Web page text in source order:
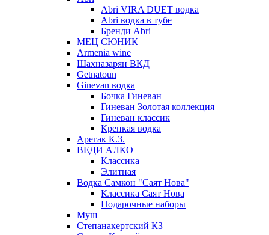
Abri VIRA DUET водка
Abri водка в тубе
Бренди Abri
МЕЦ СЮНИК
Armenia wine
Шахназарян ВКД
Getnatoun
Ginevan водка
Бочка Гиневан
Гиневан Золотая коллекция
Гиневан классик
Крепкая водка
Арегак К.З.
ВЕДИ АЛКО
Классика
Элитная
Водка Самкон "Саят Нова"
Классика Саят Нова
Подарочные наборы
Муш
Степанакертский КЗ